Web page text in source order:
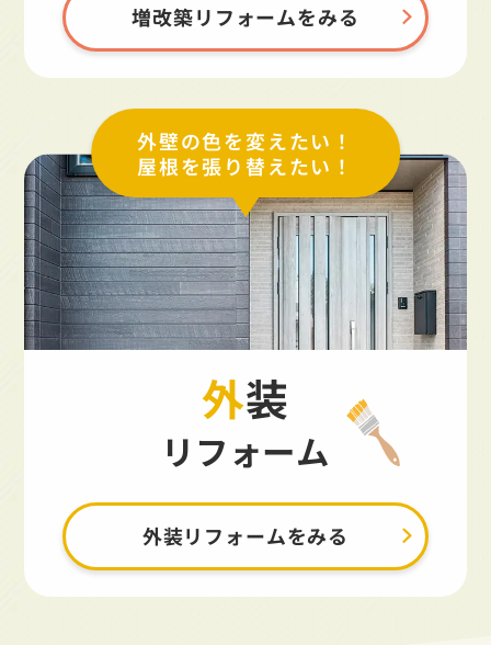
増改築リフォームをみる
外壁の色を変えたい！
屋根を張り替えたい！
外装
リフォーム
外装リフォームをみる